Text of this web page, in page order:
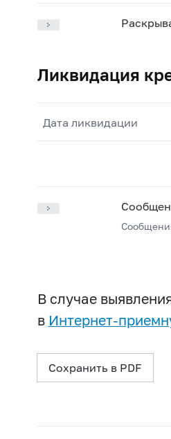
Ликвидация
Дата ликвидации
В случае
в Интернет-
Сохранить в PDF